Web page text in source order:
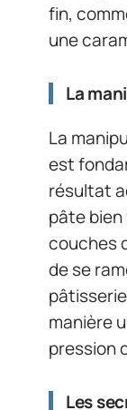
fin,
une
La
La
est
résultat
pâte
couches
de se
manière
pression
Les